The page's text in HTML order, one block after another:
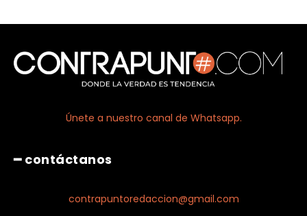
Únete a nuestro canal de Whatsapp.
━ contáctanos
contrapuntoredaccion@gmail.com